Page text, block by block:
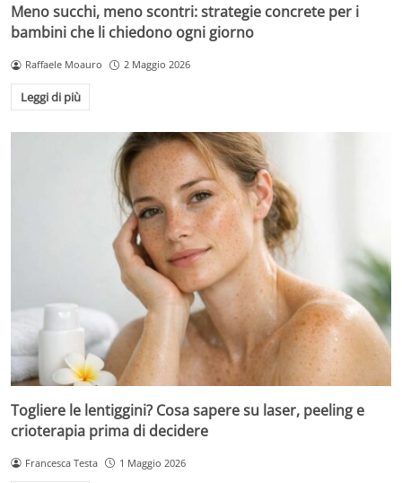
Meno succhi, meno scontri: strategie concrete per i
bambini che li chiedono ogni giorno
Raffaele Moauro 2 Maggio 2026
Leggi di più
Togliere le lentiggini? Cosa sapere su laser, peeling e
crioterapia prima di decidere
Francesca Testa 1 Maggio 2026